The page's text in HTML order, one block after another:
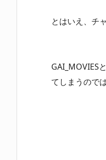
とはいえ、チ
GAI_MOVIES
てしまうので